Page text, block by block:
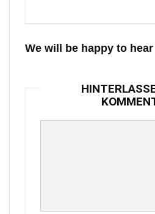
We will be happy to